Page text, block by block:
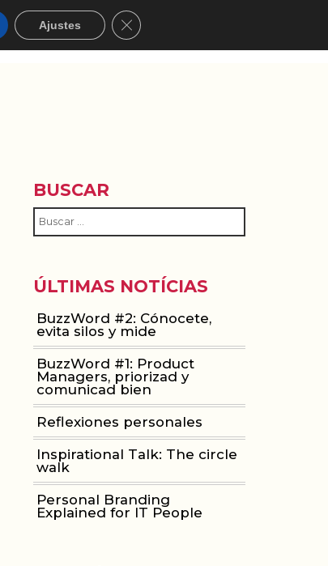
WOMEN IN MOBILE
BUSCAR
ÚLTIMAS NOTÍCIAS
BuzzWord #2: Cónocete,
evita silos y mide
BuzzWord #1: Product
Managers, priorizad y
comunicad bien
Reflexiones personales
Inspirational Talk: The circle
walk
Personal Branding
Explained for IT People
Ajustes Cerrar el banner de cookies RGPD